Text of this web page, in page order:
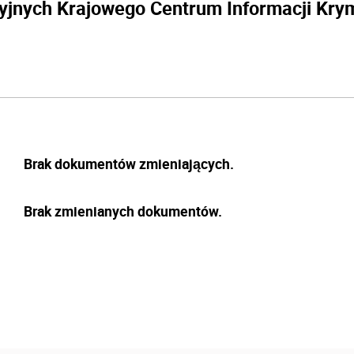
Krajowego Centrum Informacji
Brak dokumentów zmieniających.
Brak zmienianych dokumentów.